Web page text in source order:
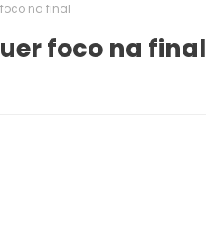
na final
foco na final